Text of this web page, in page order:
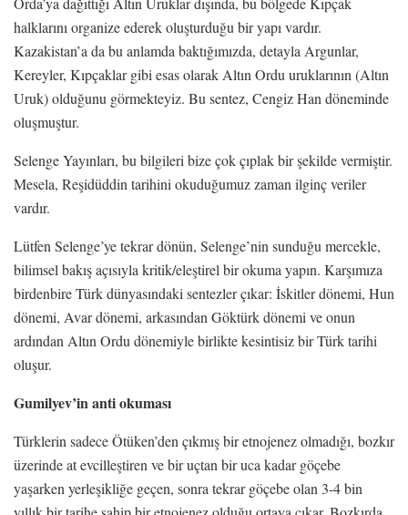
halklarını organize ederek oluşturduğu bir yapı vardır.
Kazakistan’a da bu anlamda baktığımızda, detayla Argunlar,
Kereyler, Kıpçaklar gibi esas olarak Altın Ordu uruklarının (Altın
Uruk) olduğunu görmekteyiz. Bu sentez, Cengiz Han döneminde
oluşmuştur.
Selenge Yayınları, bu bilgileri bize çok çıplak bir şekilde vermiştir.
Mesela, Reşidüddin tarihini okuduğumuz zaman ilginç veriler
vardır.
Lütfen Selenge’ye tekrar dönün, Selenge’nin sunduğu mercekle,
bilimsel bakış açısıyla kritik/eleştirel bir okuma yapın. Karşımıza
birdenbire Türk dünyasındaki sentezler çıkar: İskitler dönemi, Hun
dönemi, Avar dönemi, arkasından Göktürk dönemi ve onun
ardından Altın Ordu dönemiyle birlikte kesintisiz bir Türk tarihi
oluşur.
Gumilyev’in anti okuması
Türklerin sadece Ötüken’den çıkmış bir etnojenez olmadığı, bozkır
üzerinde at evcilleştiren ve bir uçtan bir uca kadar göçebe
yaşarken yerleşikliğe geçen, sonra tekrar göçebe olan 3-4 bin